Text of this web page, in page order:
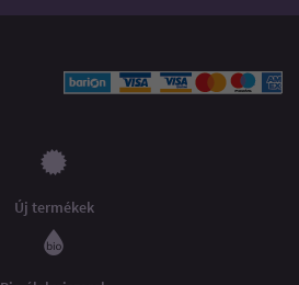
Új termékek